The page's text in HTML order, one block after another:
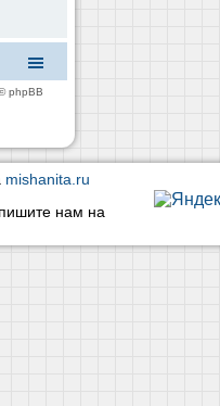
phpBB
mishanita.ru
нам на